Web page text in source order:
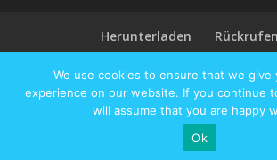
Herunterladen
Rückrufen
Seitenverzeichnis
Terms of
Privacy Policy
Über ODT EN
RO
HU
We use cookies to ensure that we give
experience on our website. If you continue
will assume that you are happy
Ok